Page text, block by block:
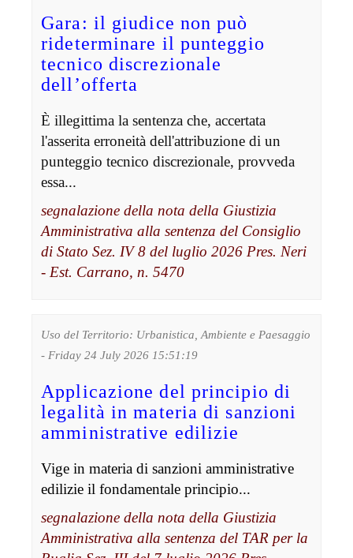
Gara: il giudice non può
rideterminare il punteggio
tecnico discrezionale
dell’offerta
È illegittima la sentenza che, accertata
l'asserita erroneità dell'attribuzione di un
punteggio tecnico discrezionale, provveda
essa...
segnalazione della nota della Giustizia
Amministrativa alla sentenza del Consiglio
di Stato Sez. IV 8 del luglio 2026 Pres. Neri
- Est. Carrano, n. 5470
Uso del Territorio: Urbanistica, Ambiente e Paesaggio
- Friday 24 July 2026 15:51:19
Applicazione del principio di
legalità in materia di sanzioni
amministrative edilizie
Vige in materia di sanzioni amministrative
edilizie il fondamentale principio...
segnalazione della nota della Giustizia
Amministrativa alla sentenza del TAR per la